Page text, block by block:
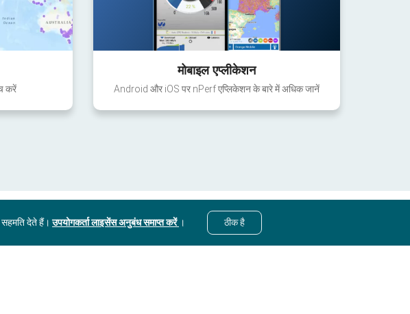
करें
मोबाइल एप्लीकेशन
Android और iOS पर nPerf एप्लिकेशन के बारे में अधिक जानें
सहमति देते हैं।उपयोगकर्ता लाइसेंस अनुबंध समाप्त करें । ठीक है